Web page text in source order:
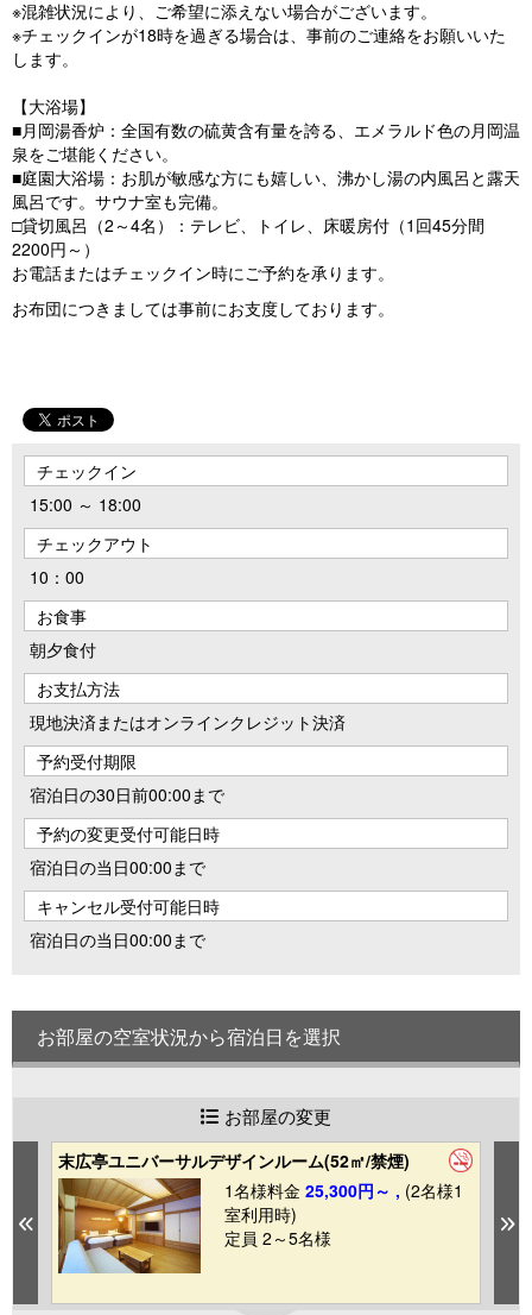
※混雑状況により、ご希望に添えない場合がございます。
※チェックインが18時を過ぎる場合は、事前のご連絡をお願いいた
します。
【大浴場】
■月岡湯香炉：全国有数の硫黄含有量を誇る、エメラルド色の月岡温
泉をご堪能ください。
■庭園大浴場：お肌が敏感な方にも嬉しい、沸かし湯の内風呂と露天
風呂です。サウナ室も完備。
□貸切風呂（2～4名）：テレビ、トイレ、床暖房付（1回45分間
2200円～）
お電話またはチェックイン時にご予約を承ります。
お布団につきましては事前にお支度しております。
チェックイン
15:00 ～ 18:00
チェックアウト
10：00
お食事
朝夕食付
お支払方法
現地決済またはオンラインクレジット決済
予約受付期限
宿泊日の30日前00:00まで
予約の変更受付可能日時
宿泊日の当日00:00まで
キャンセル受付可能日時
宿泊日の当日00:00まで
お部屋の空室状況から宿泊日を選択
お部屋の変更
Previous
末広亭ユニバーサルデザインルーム(52㎡/禁煙)
1名様料金 25,300円～ , (2名様1
室利用時)
定員 2～5名様